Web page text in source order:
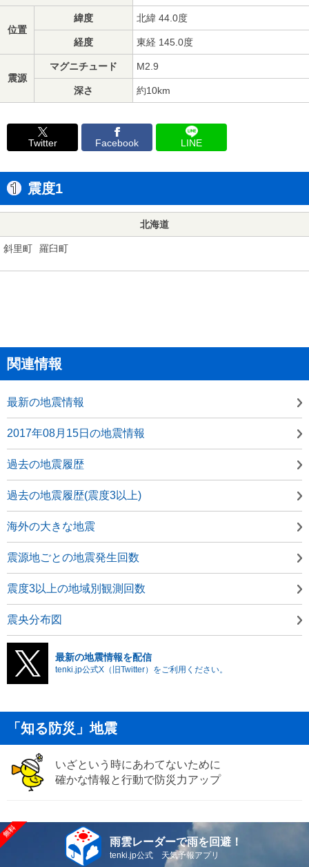
位置
緯度 北緯 44.0度
経度 東経 145.0度
震源
マグニチュード M2.9
深さ 約10km
Twitter Facebook LINE
震度1
北海道
斜里町 羅臼町
関連情報
最新の地震情報
2017年08月15日の地震情報
過去の地震履歴
過去の地震履歴(震度3以上)
海外の大きな地震
震源地ごとの地震発生回数
震度3以上の地域別観測回数
震央分布図
最新の地震情報を配信
tenki.jp公式X（旧Twitter）をご利用ください。
「知る防災」地震
いざという時にあわてないために
確かな情報と行動で防災力アップ
雨雲レーダーで雨を回避！
tenki.jp公式 天気予報アプリ